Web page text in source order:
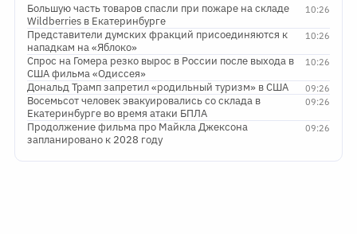
10:26
Большую часть товаров спасли при пожаре на складе
Wildberries в Екатеринбурге
10:26
Представители думских фракций присоединяются к
нападкам на «Яблоко»
10:26
Спрос на Гомера резко вырос в России после выхода в
США фильма «Одиссея»
09:26
Дональд Трамп запретил «родильный туризм» в США
09:26
Восемьсот человек эвакуировались со склада в
Екатеринбурге во время атаки БПЛА
09:26
Продолжение фильма про Майкла Джексона
запланировано к 2028 году